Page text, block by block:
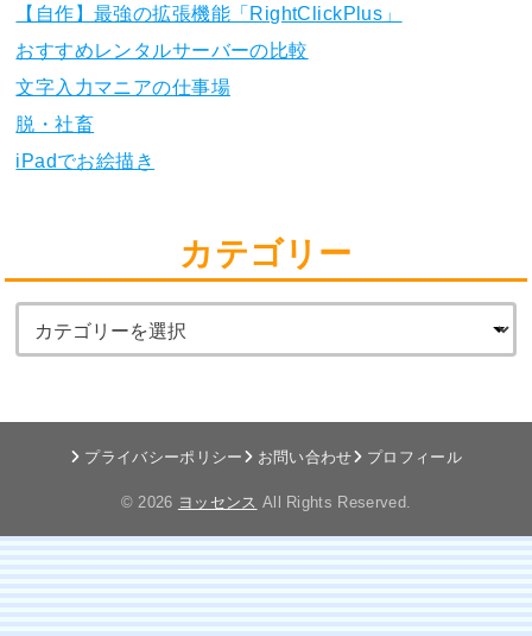
【自作】最強の拡張機能「RightClickPlus」
おすすめレンタルサーバーの比較
文字入力マニアの仕事場
脱・社畜
iPadでお絵描き
カテゴリー
プライバシーポリシー お問い合わせ プロフィール
© 2026 ヨッセンス All Rights Reserved.